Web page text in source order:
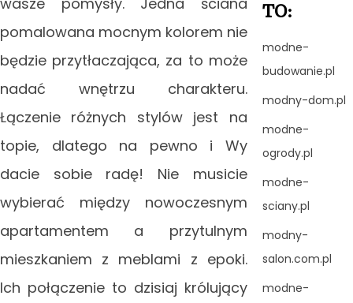
pomalowana mocnym kolorem nie
będzie przytłaczająca, za to może
nadać wnętrzu charakteru.
Łączenie różnych stylów jest na
topie, dlatego na pewno i Wy
dacie sobie radę! Nie musicie
wybierać między nowoczesnym
apartamentem a przytulnym
mieszkaniem z meblami z epoki.
Ich połączenie to dzisiaj królujący
TO:
modne-
budowanie.pl
modny-dom.pl
modne-
ogrody.pl
modne-
sciany.pl
modny-
salon.com.pl
modne-